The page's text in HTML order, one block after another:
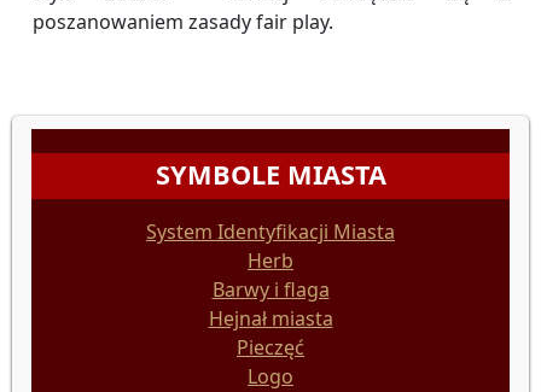
poszanowaniem zasady fair play.
SYMBOLE MIASTA
System Identyfikacji Miasta
Herb
Barwy i flaga
Hejnał miasta
Pieczęć
Logo